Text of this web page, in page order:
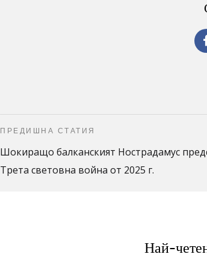
ПРЕДИШНА СТАТИЯ
Шокиращо балканският Нострадамус
Трета световна война от 2025 г.
Най-